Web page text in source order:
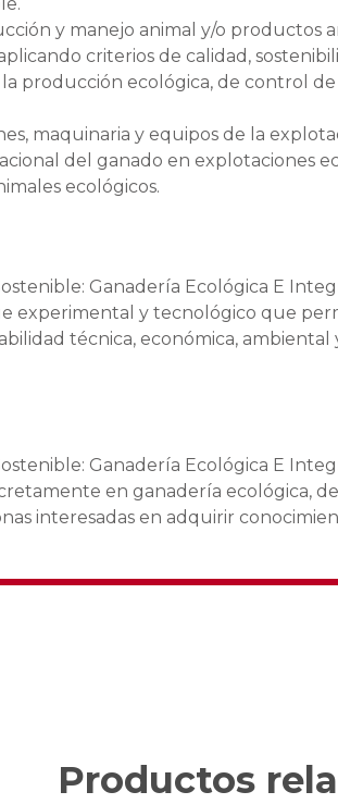
y manejo animal y/o productos
criterios de calidad,
producción ecológica, de control
maquinaria y equipos de la
del ganado en explotaciones
ecológicos.
Ganadería Ecológica E
experimental y tecnológico que
técnica, económica, ambiental
Ganadería Ecológica E
en ganadería ecológica,
interesadas en adquirir
Productos